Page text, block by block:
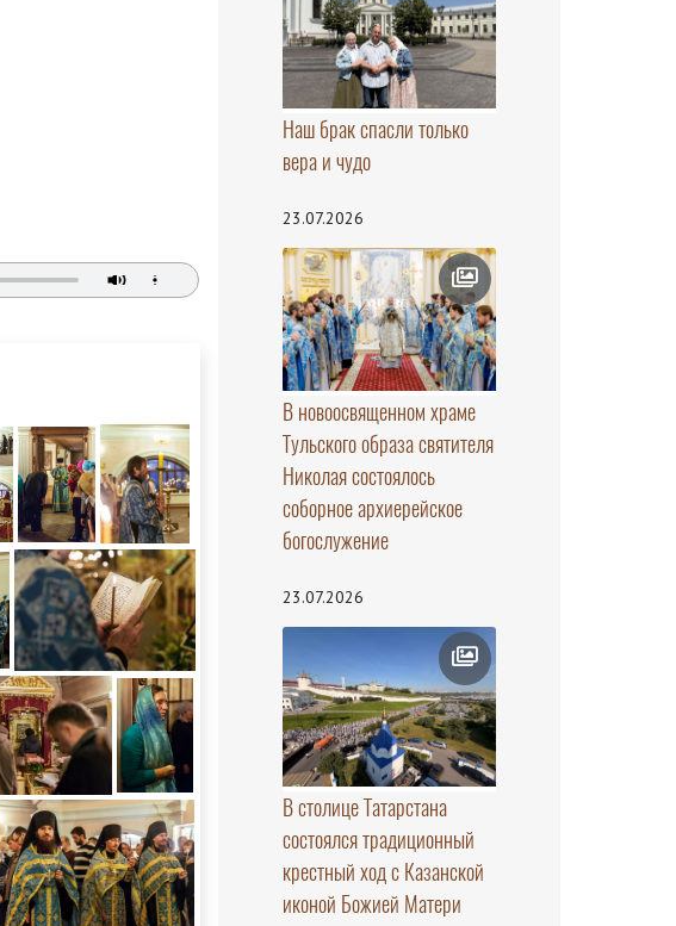
Наш брак спасли только
вера и чудо
23.07.2026
В новоосвященном храме
Тульского образа святителя
Николая состоялось
соборное архиерейское
богослужение
23.07.2026
В столице Татарстана
состоялся традиционный
крестный ход с Казанской
иконой Божией Матери